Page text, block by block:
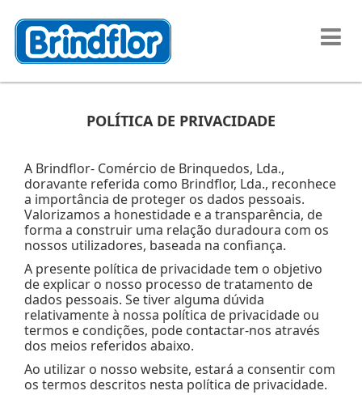
POLÍTICA DE PRIVACIDADE
A Brindflor- Comércio de Brinquedos, Lda.,
doravante referida como Brindflor, Lda., reconhece
a importância de proteger os dados pessoais.
Valorizamos a honestidade e a transparência, de
forma a construir uma relação duradoura com os
nossos utilizadores, baseada na confiança.
A presente política de privacidade tem o objetivo
de explicar o nosso processo de tratamento de
dados pessoais. Se tiver alguma dúvida
relativamente à nossa política de privacidade ou
termos e condições, pode contactar-nos através
dos meios referidos abaixo.
Ao utilizar o nosso website, estará a consentir com
os termos descritos nesta política de privacidade.